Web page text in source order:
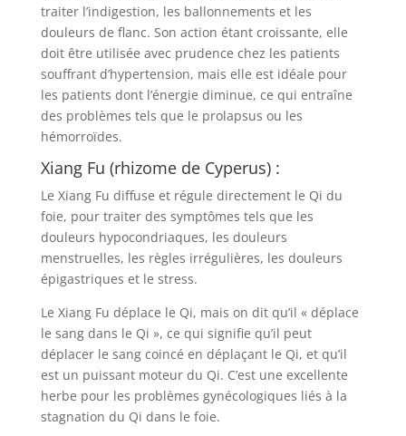
traiter l’indigestion, les ballonnements et les
douleurs de flanc. Son action étant croissante, elle
doit être utilisée avec prudence chez les patients
souffrant d’hypertension, mais elle est idéale pour
les patients dont l’énergie diminue, ce qui entraîne
des problèmes tels que le prolapsus ou les
hémorroïdes.
Xiang Fu (rhizome de Cyperus) :
Le Xiang Fu diffuse et régule directement le Qi du
foie, pour traiter des symptômes tels que les
douleurs hypocondriaques, les douleurs
menstruelles, les règles irrégulières, les douleurs
épigastriques et le stress.
Le Xiang Fu déplace le Qi, mais on dit qu’il « déplace
le sang dans le Qi », ce qui signifie qu’il peut
déplacer le sang coincé en déplaçant le Qi, et qu’il
est un puissant moteur du Qi. C’est une excellente
herbe pour les problèmes gynécologiques liés à la
stagnation du Qi dans le foie.